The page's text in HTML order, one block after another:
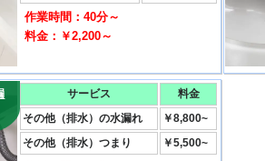
作業時間：40分～
料金：￥2,200～
サービス
料金
その他（排水）の水漏れ
￥8,800~
その他（排水）つまり
￥5,500~